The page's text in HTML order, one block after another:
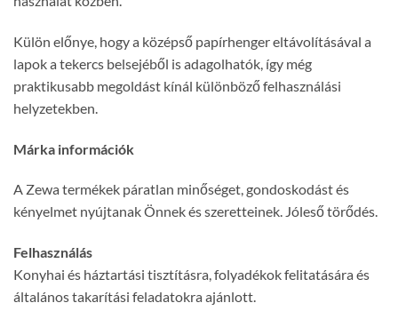
Külön előnye, hogy a középső papírhenger eltávolításával a
lapok a tekercs belsejéből is adagolhatók, így még
praktikusabb megoldást kínál különböző felhasználási
helyzetekben.
Márka információk
A Zewa termékek páratlan minőséget, gondoskodást és
kényelmet nyújtanak Önnek és szeretteinek. Jóleső törődés.
Felhasználás
Konyhai és háztartási tisztításra, folyadékok felitatására és
általános takarítási feladatokra ajánlott.